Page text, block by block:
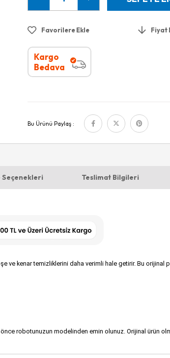
Favorilere Ekle Fiyat
Kargo
Bedava
Bu Ürünü Paylaş :
Seçenekleri Teslimat Bilgileri
kenar temizliklerini daha verimli hale getirir. Bu orijinal
robotunuzun modelinden emin olunuz. Orijinal ürün